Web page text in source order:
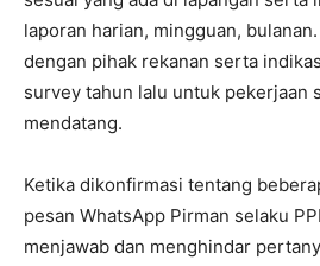
laporan harian, mingguan,
dengan pihak rekanan serta
survey tahun lalu untuk pekerjaan
mendatang.
Ketika dikonfirmasi tentang
pesan WhatsApp Pirman selaku
menjawab dan menghindar